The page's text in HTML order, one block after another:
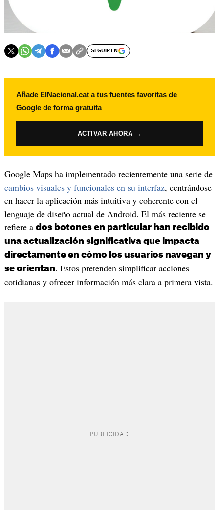
SEGUIR EN
Añade ElNacional.cat a tus fuentes favoritas de
Google de forma gratuita
ACTIVAR AHORA →
Google Maps ha implementado recientemente una serie de
cambios visuales y funcionales en su interfaz, centrándose
en hacer la aplicación más intuitiva y coherente con el
lenguaje de diseño actual de Android. El más reciente se
refiere a dos botones en particular han recibido
una actualización significativa que impacta
directamente en cómo los usuarios navegan y
se orientan. Estos pretenden simplificar acciones
cotidianas y ofrecer información más clara a primera vista.